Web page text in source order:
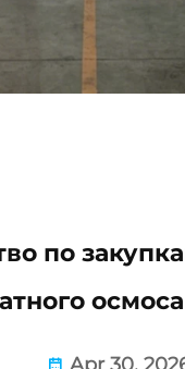
по